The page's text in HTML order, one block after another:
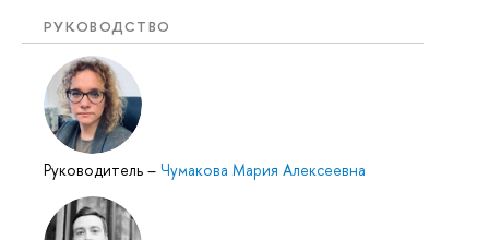
РУКОВОДСТВО
Руководитель – Чумакова Мария Алексеевна